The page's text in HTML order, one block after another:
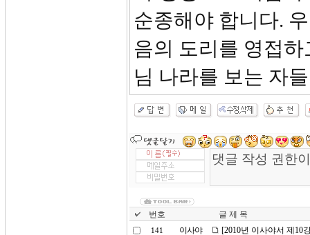
순종해야 합니다.
음의 도리를 영접
님 나라를 보는 자
번호 글 제 목
141 이사야 [2010년 이사야서 제10